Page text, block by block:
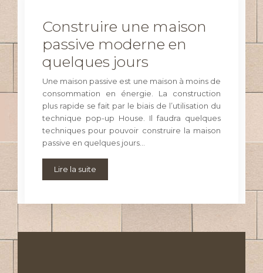
Construire une maison
passive moderne en
quelques jours
Une maison passive est une maison à moins de
consommation en énergie. La construction
plus rapide se fait par le biais de l’utilisation du
technique pop-up House. Il faudra quelques
techniques pour pouvoir construire la maison
passive en quelques jours…
Lire la suite